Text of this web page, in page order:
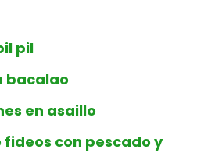
pil
bacalao
en asaillo
fideos con pescado y